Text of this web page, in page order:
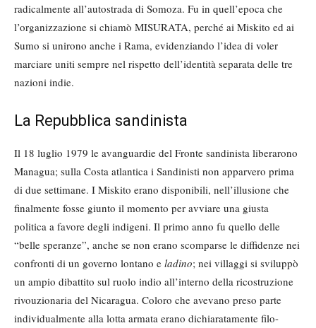
radicalmente all’autostrada di Somoza. Fu in quell’epoca che
l’organizzazione si chiamò MISURATA, perché ai Miskito ed ai
Sumo si unirono anche i Rama, evidenziando l’idea di voler
marciare uniti sempre nel rispetto dell’identità separata delle tre
nazioni indie.
La Repubblica sandinista
Il 18 luglio 1979 le avanguardie del Fronte sandinista liberarono
Managua; sulla Costa atlantica i Sandinisti non apparvero prima
di due settimane. I Miskito erano disponibili, nell’illusione che
finalmente fosse giunto il momento per avviare una giusta
politica a favore degli indigeni. Il primo anno fu quello delle
“belle speranze”, anche se non erano scomparse le diffidenze nei
confronti di un governo lontano e ladino; nei villaggi si sviluppò
un ampio dibattito sul ruolo indio all’interno della ricostruzione
rivouzionaria del Nicaragua. Coloro che avevano preso parte
individualmente alla lotta armata erano dichiaratamente filo-